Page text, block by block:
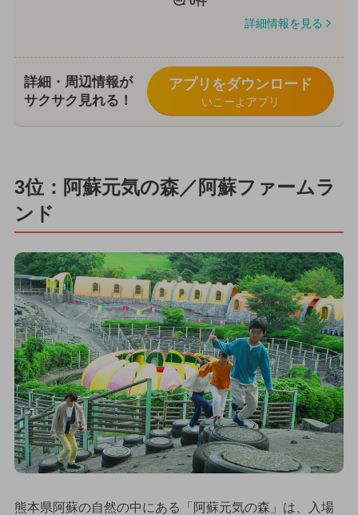
詳細情報を見る
詳細・周辺情報が
サクサク見れる！
アプリをダウンロード
いこーよアプリ
3位：阿蘇元気の森／阿蘇ファームラ
ンド
熊本県阿蘇の自然の中にある「阿蘇元気の森」は、入場